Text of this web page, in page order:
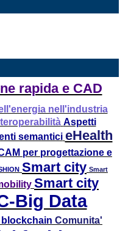
rapida e CAD
nell'industria
Aspetti
semantici eHealth
per progettazione e
Smart city Smart
Smart city
Big Data
blockchain Comunita'